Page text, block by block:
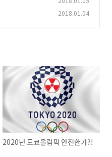
2018.01.04
2020년 도쿄올림픽 안전한가?!